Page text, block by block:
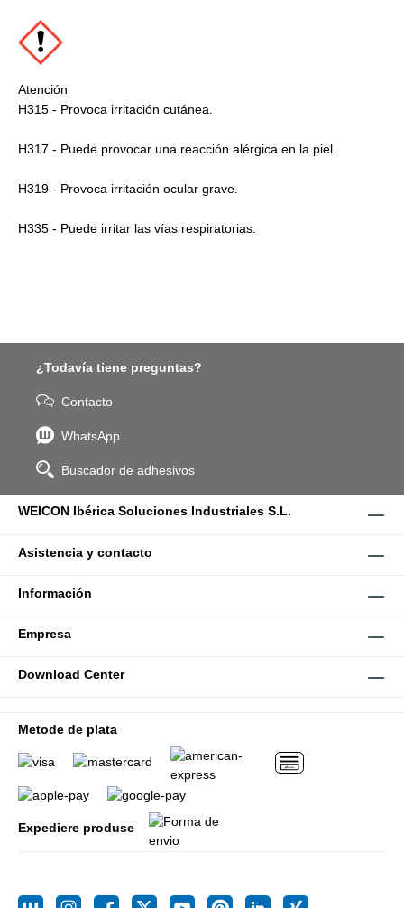
Atención
H315 - Provoca irritación cutánea.
H317 - Puede provocar una reacción alérgica en la piel.
H319 - Provoca irritación ocular grave.
H335 - Puede irritar las vías respiratorias.
¿Todavía tiene preguntas?
Contacto
WhatsApp
Buscador de adhesivos
WEICON Ibérica Soluciones Industriales S.L.
Asistencia y contacto
Información
Empresa
Download Center
Metode de plata
Expediere produse